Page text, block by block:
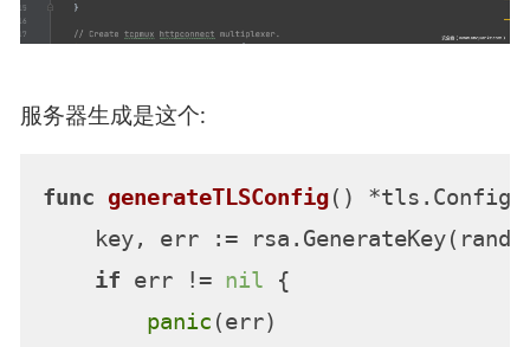
服务器生成是这个:
func generateTLSConfig()
*tls.Config
key, err :=
if err != nil {
panic (err)